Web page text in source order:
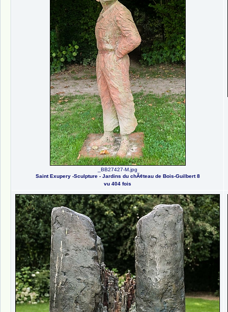
_BB27427-M.jpg
Saint Exupery -Sculpture - Jardins du chÃ¢teau de Bois-Guilbert 8
vu 404 fois